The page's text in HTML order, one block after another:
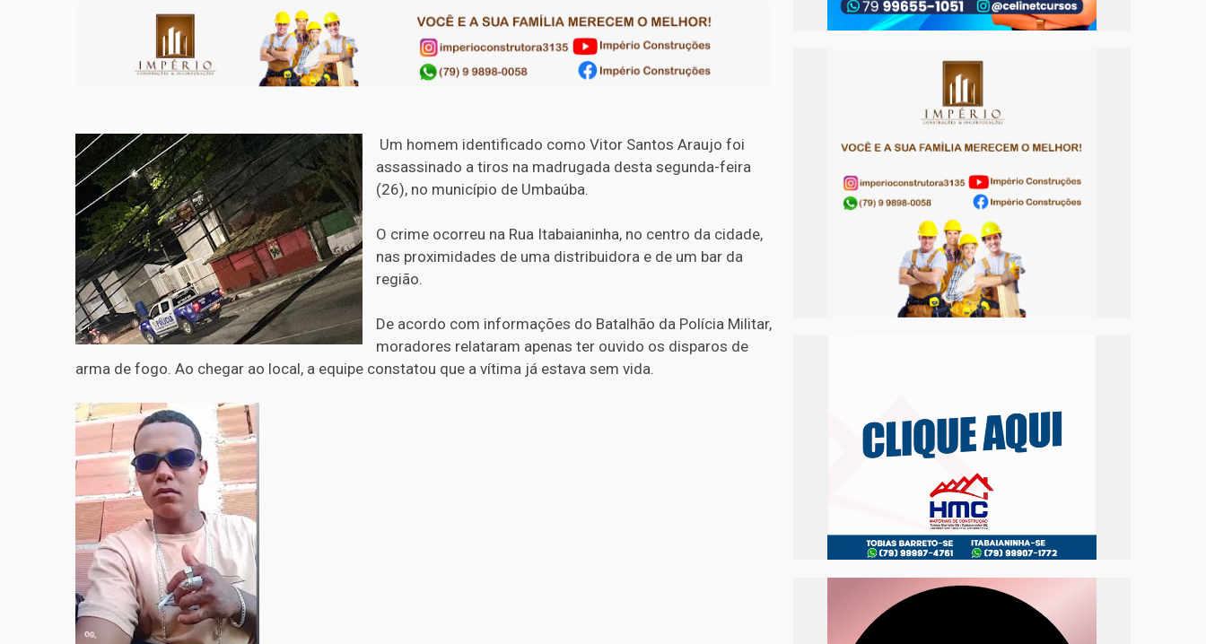
Um homem identificado como Vitor Santos Araujo foi
assassinado a tiros na madrugada desta segunda-feira
(26), no município de Umbaúba.
O crime ocorreu na Rua Itabaianinha, no centro da cidade,
nas proximidades de uma distribuidora e de um bar da
região.
De acordo com informações do Batalhão da Polícia Militar,
moradores relataram apenas ter ouvido os disparos de
arma de fogo. Ao chegar ao local, a equipe constatou que a vítima já estava sem vida.